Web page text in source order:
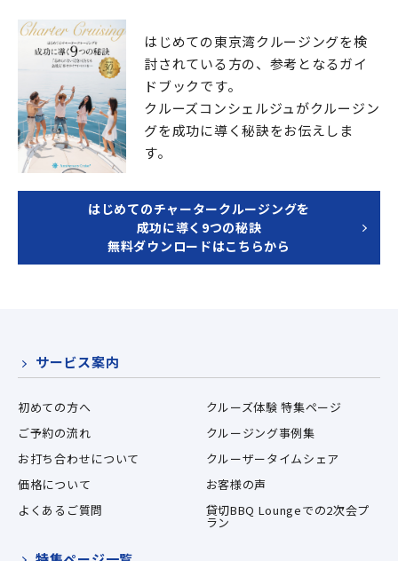
はじめての東京湾クルージングを検
討されている方の、 参考となるガイ
ドブックです。
クルーズコンシェルジュがクルージン
グを成功に導く秘訣をお伝えしま
す。
はじめてのチャータークルージングを
成功に導く9つの秘訣
無料ダウンロードはこちらから
サービス案内
初めての方へ
クルーズ体験 特集ページ
ご予約の流れ
クルージング事例集
お打ち合わせについて
クルーザータイムシェア
価格について
お客様の声
よくあるご質問
貸切BBQ Loungeでの2次会プ
ラン